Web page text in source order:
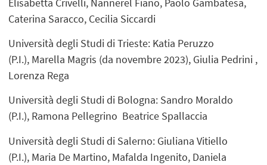
Elisabetta Crivelli, Nannerel Fiano, Paolo Gambatesa,
Caterina Saracco, Cecilia Siccardi
Università degli Studi di Trieste: Katia Peruzzo
(P.I.), Marella Magris (da novembre 2023), Giulia Pedrini ,
Lorenza Rega
Università degli Studi di Bologna: Sandro Moraldo
(P.I.), Ramona Pellegrino Beatrice Spallaccia
Università degli Studi di Salerno: Giuliana Vitiello
(P.I.), Maria De Martino, Mafalda Ingenito, Daniela